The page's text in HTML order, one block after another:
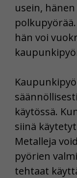
usein,
hän voi
käytössä.
siinä
Metalleja
pyörien
tehtaat